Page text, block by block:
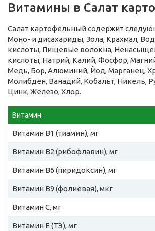
Витамины в Салат
Салат картофельный содержит
Моно- и дисахариды, Зола, Крахмал,
кислоты, Пищевые волокна,
кислоты, Натрий, Калий, Фосфор,
Медь, Бор, Алюминий, Йод, Марганец,
Молибден, Ванадий, Кобальт, Никель,
Цинк, Железо, Хлор.
Витамин
Витамин B1 (тиамин), мг
Витамин B2 (рибофлавин), мг
Витамин B6 (пиридоксин), мг
Витамин B9 (фолиевая), мкг
Витамин C, мг
Витамин E (ТЭ), мг